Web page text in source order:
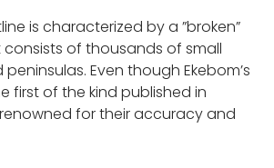
is characterized by a ”broken”
of thousands of small
Even though Ekebom’s
first of the kind published in
for their accuracy and